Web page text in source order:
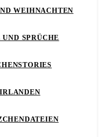
WEIHNACHTEN
UND SPRÜCHE